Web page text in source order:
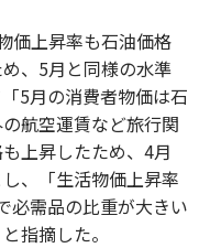
価上昇率も石油価格
、5月と同様の水準
5月の消費者物価は石
航空運賃など旅行関
上昇したため、4月
、「生活物価上昇率
必需品の比重が大きい
指摘した。